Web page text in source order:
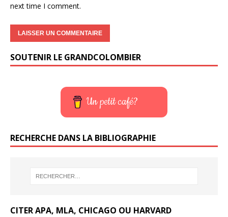
next time I comment.
SOUTENIR LE GRANDCOLOMBIER
Un petit café?
RECHERCHE DANS LA BIBLIOGRAPHIE
CITER APA, MLA, CHICAGO OU HARVARD